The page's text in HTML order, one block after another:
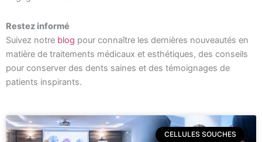
Restez informé
Suivez notre blog pour connaître les dernières nouveautés en
matière de traitements médicaux et esthétiques, des conseils
pour conserver des dents saines et des témoignages de
patients inspirants.
CELLULES SOUCHES